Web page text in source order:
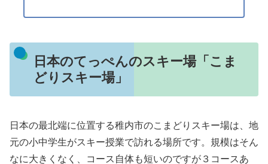
日本のてっぺんのスキー場「こま
どりスキー場」
日本の最北端に位置する稚内市のこまどりスキー場は、地
元の小中学生がスキー授業で訪れる場所です。規模はそん
なに大きくなく、コース自体も短いのですが３コースあ